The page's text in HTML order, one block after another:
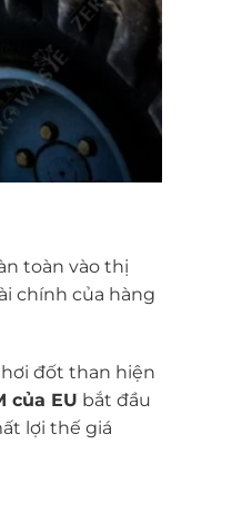
toàn vào thị
chính của hàng
hơi đốt than hiện
của EU bắt đầu
lợi thế giá